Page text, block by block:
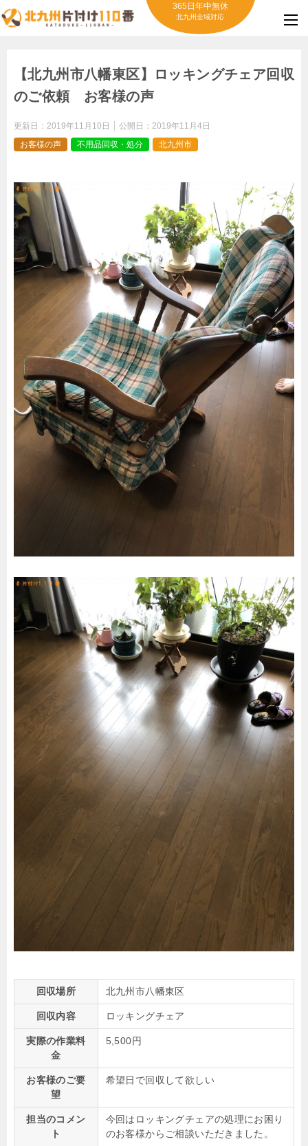
365日年中無休
北九州全域対応
【北九州市八幡東区】ロッキングチェア回収
のご依頼 お客様の声
更新日： 2019年11月10日 公開日： 2019年11月4日
お客様の声
不用品回収・処分 北九州市
回収場所 北九州市八幡東区
回収内容 ロッキングチェア
実際の作業料
金
5,500円
お客様のご要
望
希望日で回収して欲しい
担当のコメン
ト
今回はロッキングチェアの処理にお困り
のお客様からご相談いただきました。